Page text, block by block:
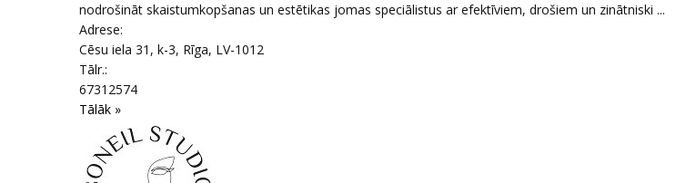
nodrošināt skaistumkopšanas un estētikas jomas speciālistus ar efektīviem, drošiem un zinātniski ...
Adrese:
Cēsu iela 31, k-3, Rīga, LV-1012
Tālr.:
67312574
Tālāk »